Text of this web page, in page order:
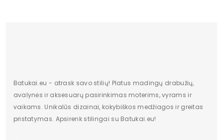
Pašiltinimas Nėra
Originali gamintojo pakuotė Dėžė
Lytis moteriška
Batukai.eu - atrask savo stilių! Platus madingų drabužių,
avalynės ir aksesuarų pasirinkimas moterims, vyrams ir
vaikams. Unikalūs dizainai, kokybiškos medžiagos ir greitas
pristatymas. Apsirenk stilingai su Batukai.eu!